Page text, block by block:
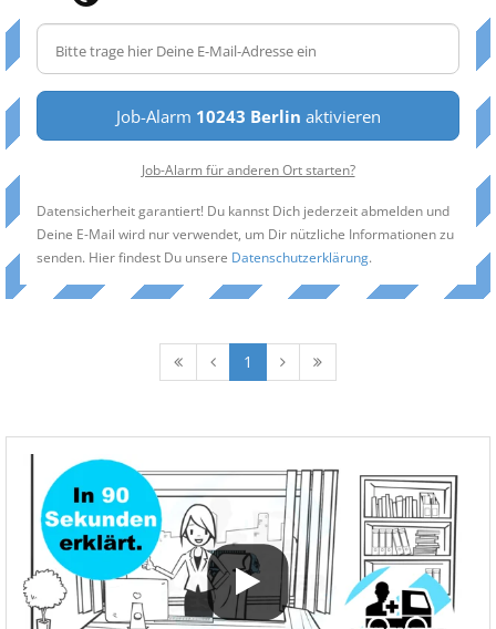
Job-Alarm 10243 Berlin aktivieren
Job-Alarm für anderen Ort starten?
Datensicherheit garantiert! Du kannst Dich jederzeit abmelden und
Deine E-Mail wird nur verwendet, um Dir nützliche Informationen zu
senden. Hier findest Du unsere Datenschutzerklärung.
1